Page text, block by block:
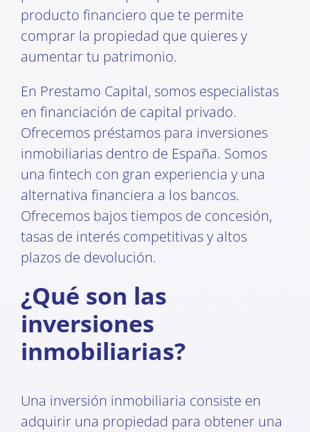
producto financiero que te permite
comprar la propiedad que quieres y
aumentar tu patrimonio.
En Prestamo Capital, somos especialistas
en financiación de capital privado.
Ofrecemos préstamos para inversiones
inmobiliarias dentro de España. Somos
una fintech con gran experiencia y una
alternativa financiera a los bancos.
Ofrecemos bajos tiempos de concesión,
tasas de interés competitivas y altos
plazos de devolución.
¿Qué son las
inversiones
inmobiliarias?
Una inversión inmobiliaria consiste en
adquirir una propiedad para obtener una